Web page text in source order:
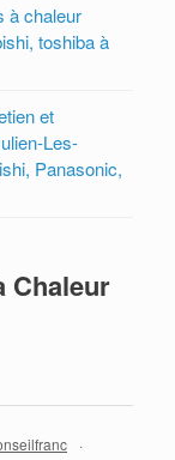
à chaleur
toshiba à
et
Les-
Panasonic,
Chaleur
·